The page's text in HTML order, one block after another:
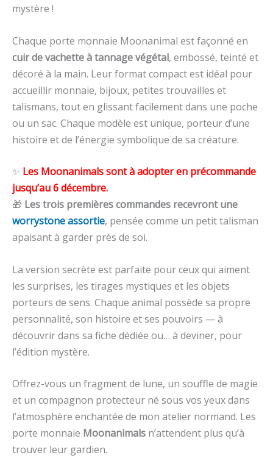
mystère !
Chaque porte monnaie Moonanimal est façonné en
cuir de vachette à tannage végétal, embossé, teinté et
décoré à la main. Leur format compact est idéal pour
accueillir monnaie, bijoux, petites trouvailles et
talismans, tout en glissant facilement dans une poche
ou un sac. Chaque modèle est unique, porteur d’une
histoire et de l’énergie symbolique de sa créature.
✨ Les Moonanimals sont à adopter en précommande
jusqu’au 6 décembre.
🎁 Les trois premières commandes recevront une
worrystone assortie, pensée comme un petit talisman
apaisant à garder près de soi.
La version secrète est parfaite pour ceux qui aiment
les surprises, les tirages mystiques et les objets
porteurs de sens. Chaque animal possède sa propre
personnalité, son histoire et ses pouvoirs — à
découvrir dans sa fiche dédiée ou… à deviner, pour
l’édition mystère.
Offrez-vous un fragment de lune, un souffle de magie
et un compagnon protecteur né sous vos yeux dans
l’atmosphère enchantée de mon atelier normand. Les
porte monnaie Moonanimals n’attendent plus qu’à
trouver leur gardien.